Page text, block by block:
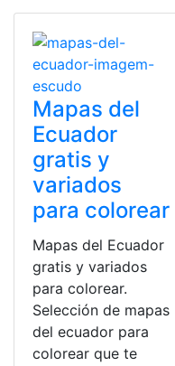
Mapas del
Ecuador
gratis y
variados
para colorear
Mapas del Ecuador
gratis y variados
para colorear.
Selección de mapas
del ecuador para
colorear que te